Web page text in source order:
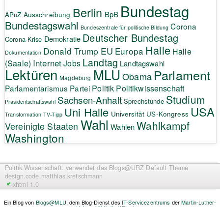
APuZ Ausschreibung Berlin BpB Bundestag
Bundestagswahl Bundeszentrale für politische Bildung Corona
Corona-Krise Demokratie Deutscher Bundestag
Dokumentation Donald Trump EU Europa Halle Halle
(Saale) InternetJobs Landtag Landtagswahl
Lektüren Magdeburg MLU Obama Parlament
Parlamentarismus Partei Politik Politikwissenschaft
Präsidentschaftswahl Sachsen-Anhalt Sprechstunde Studium
Transformation TV-Tipp Uni Halle Universität US-Kongress USA
Vereinigte Staaten Wahl Wahlen Wahlkampf
Washington
Politik.Wissenschaft. verwendet das Blogs@URZ Default Theme
design.code.matthias.kretschmann
xhtml 1.0
Ein Blog von Blogs@MLU, dem Blog-Dienst des IT-Servicezentrums derMartin-Luther-